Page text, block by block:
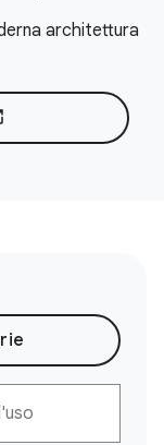
architettura